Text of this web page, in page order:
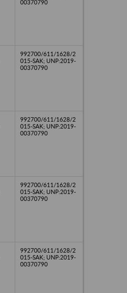
00370790
992700/611/1628/2
015-SAK; UNP:2019-
00370790
992700/611/1628/2
015-SAK; UNP:2019-
00370790
992700/611/1628/2
015-SAK; UNP:2019-
00370790
992700/611/1628/2
015-SAK; UNP:2019-
00370790